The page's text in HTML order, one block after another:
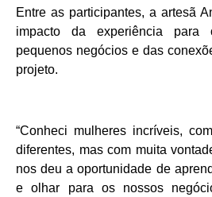
Entre as participantes, a artesã
impacto da experiência para
pequenos negócios e das
projeto.
“Conheci mulheres incríveis,
diferentes, mas com muita
nos deu a oportunidade de
e olhar para os nossos